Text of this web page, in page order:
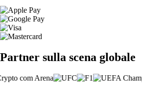
Partner sulla scena globale